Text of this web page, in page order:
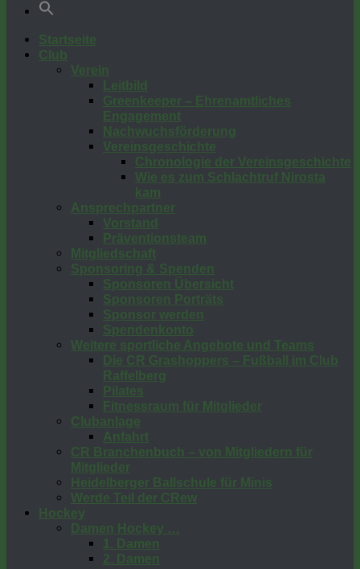
Startseite
Club
Verein
Leitbild
Greenkeeper – Ehrenamtliches
Engagement
Nachwuchsförderung
Vereinsgeschichte
Chronologie der Vereinsgeschichte
Wie es zum Schlachtruf Nirosta
kam
Ansprechpartner
Vorstand
Präventionsteam
Mitgliedschaft
Sponsoring & Spenden
Sponsoren Übersicht
Sponsoren Porträts
Sponsor werden
Spendenkonto
Weitere sportliche Angebote und Teams
Die CR Grashoppers – Fußball im Club
Raffelberg
Pilates
Fitnessraum für Mitglieder
Clubanlage
Anfahrt
CR Branchenbuch – von Mitgliedern für
Mitglieder
Heidelberger Ballschule für Minis
Werde Teil der CRew
Hockey
Damen Hockey …
1. Damen
2. Damen